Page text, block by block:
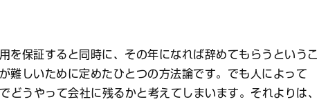
保証すると同時に、その年になれば辞めてもらうというこ
難しいために定めたひとつの方法論です。でも人によって
うやって会社に残るかと考えてしまいます。それよりは、